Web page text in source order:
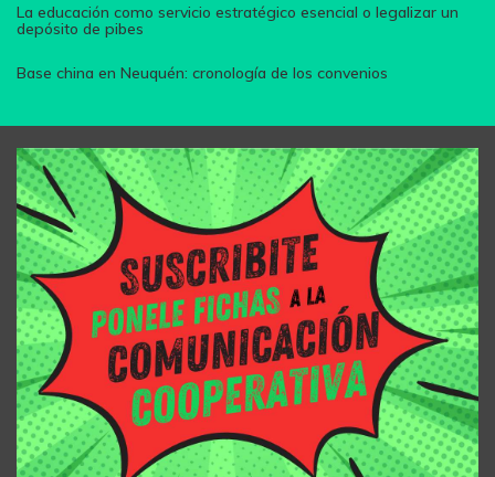
La educación como servicio estratégico esencial o legalizar un
depósito de pibes
Base china en Neuquén: cronología de los convenios